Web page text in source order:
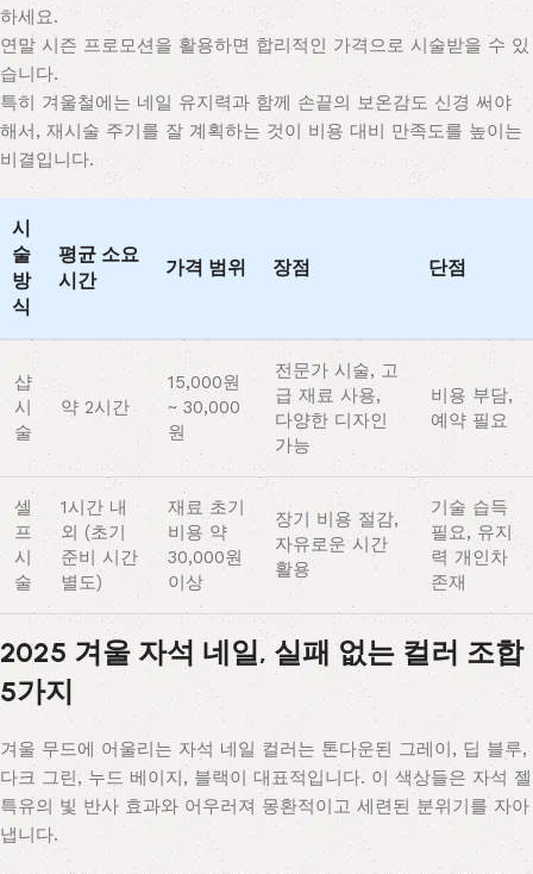
하세요.
연말 시즌 프로모션을 활용하면 합리적인 가격으로 시술받을 수 있
습니다.
특히 겨울철에는 네일 유지력과 함께 손끝의 보온감도 신경 써야
해서, 재시술 주기를 잘 계획하는 것이 비용 대비 만족도를 높이는
비결입니다.
시
술
방
식
평균 소요
시간
가격 범위 장점 단점
샵
시
술
약 2시간
15,000원
~ 30,000
원
전문가 시술, 고
급 재료 사용,
다양한 디자인
가능
비용 부담,
예약 필요
셀
프
시
술
1시간 내
외 (초기
준비 시간
별도)
재료 초기
비용 약
30,000원
이상
장기 비용 절감,
자유로운 시간
활용
기술 습득
필요, 유지
력 개인차
존재
2025 겨울 자석 네일, 실패 없는 컬러 조합
5가지
겨울 무드에 어울리는 자석 네일 컬러는 톤다운된 그레이, 딥 블루,
다크 그린, 누드 베이지, 블랙이 대표적입니다. 이 색상들은 자석 젤
특유의 빛 반사 효과와 어우러져 몽환적이고 세련된 분위기를 자아
냅니다.